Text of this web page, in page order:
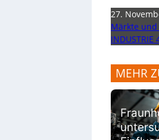
27.
Märkte und
MEHR